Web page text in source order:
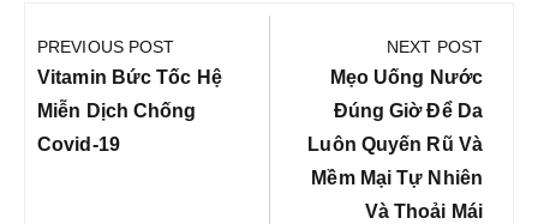
hướng
bài
viết
PREVIOUS POST
Previous
Post:
Vitamin Bức Tốc Hệ
Miễn Dịch Chống
Covid-19
NEXT POST
Next
Post:
Mẹo Uống Nước
Đúng Giờ Để Da
Luôn Quyến Rũ Và
Mềm Mại Tự Nhiên
Và Thoải Mái